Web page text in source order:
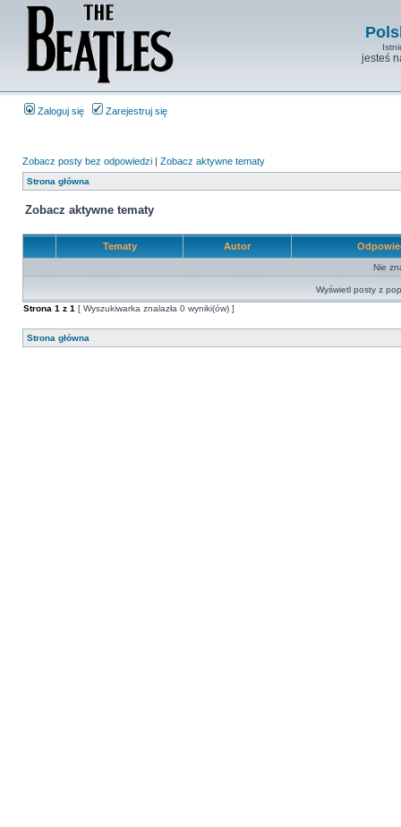
jesteś
Zaloguj się Zarejestruj się
Zobacz posty bez odpowiedzi | Zobacz aktywne tematy
Strona główna
Zobacz aktywne tematy
Tematy Autor
Nie
Wyświetl posty z
Strona 1 z 1 [ Wyszukiwarka znalazła 0 wyniki(ów) ]
Strona główna